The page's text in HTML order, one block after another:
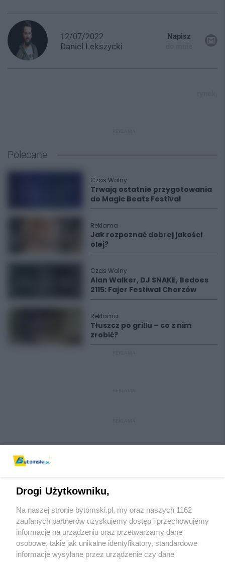
12/07/2022
Daniel Lekszycki
Napisz
Polecane
Czas Wolny
Trwają ostatnie przygotowania
do Magic Beats Festival
Reklama
Jak rozpoznać dobrej jakości
olej?
Czas Wolny
Alan Walker, DJ SNAKE, Bedoes
2115: Fajer Festiwal Chorzów
Reklama
Tłuszcz po grillu – co z nim
zrobić?
Wydawca mediów lokalnych
Drogi Użytkowniku,
Na naszej stronie bytomski.pl, my oraz naszych 1162
zaufanych partnerów uzyskujemy dostęp i przechowujemy
informacje na urządzeniu oraz przetwarzamy dane
osobowe, takie jak unikalne identyfikatory, standardowe
informacje wysyłane przez urządzenie czy dane